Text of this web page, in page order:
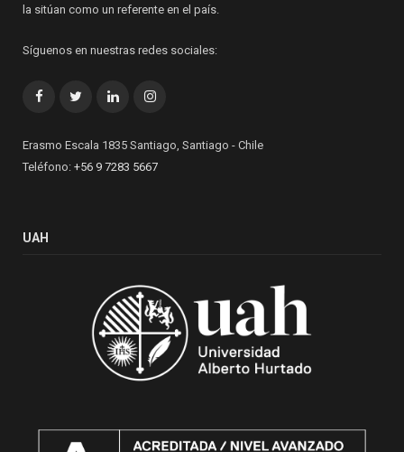
la sitúan como un referente en el país.
Síguenos en nuestras redes sociales:
FacebookTwitterLinkedInInstagram
Erasmo Escala 1835 Santiago, Santiago - Chile
Teléfono: +56 9 7283 5667
UAH